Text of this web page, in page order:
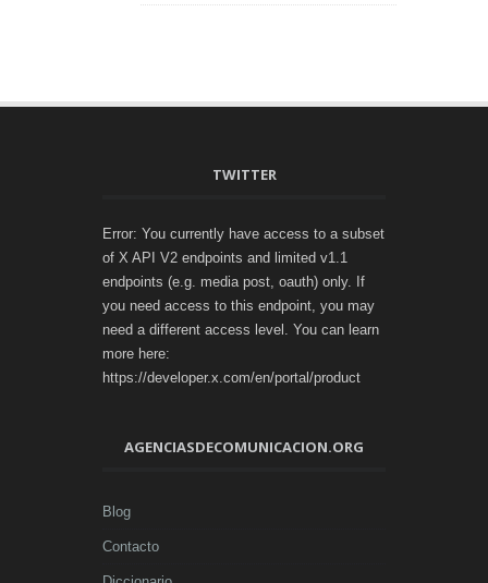
TWITTER
Error: You currently have access to a subset
of X API V2 endpoints and limited v1.1
endpoints (e.g. media post, oauth) only. If
you need access to this endpoint, you may
need a different access level. You can learn
more here:
https://developer.x.com/en/portal/product
AGENCIASDECOMUNICACION.ORG
Blog
Contacto